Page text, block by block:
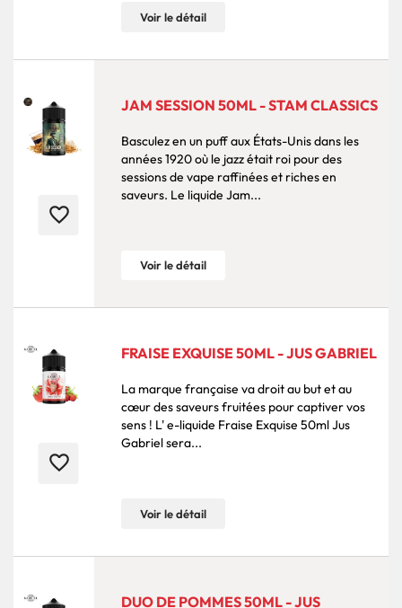
Voir le détail
favorite_border
JAM SESSION 50ML - STAM CLASSICS
Basculez en un puff aux États-Unis dans les
années 1920 où le jazz était roi pour des
sessions de vape raffinées et riches en
saveurs. Le liquide Jam...
Voir le détail
favorite_border
FRAISE EXQUISE 50ML - JUS GABRIEL
La marque française va droit au but et au
cœur des saveurs fruitées pour captiver vos
sens ! L' e-liquide Fraise Exquise 50ml Jus
Gabriel sera...
Voir le détail
DUO DE POMMES 50ML - JUS